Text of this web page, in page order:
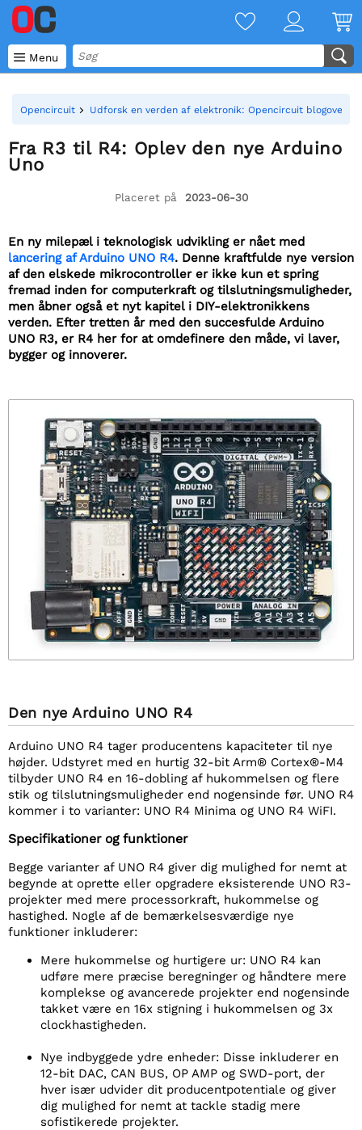
 Menu
Opencircuit Udforsk en verden af elektronik: Opencircuit blogoversigt
Fra R3 til R4: Oplev den nye Arduino
Uno
Placeret på 2023-06-30
En ny milepæl i teknologisk udvikling er nået med
lancering af Arduino UNO R4. Denne kraftfulde nye version
af den elskede mikrocontroller er ikke kun et spring
fremad inden for computerkraft og tilslutningsmuligheder,
men åbner også et nyt kapitel i DIY-elektronikkens
verden. Efter tretten år med den succesfulde Arduino
UNO R3, er R4 her for at omdefinere den måde, vi laver,
bygger og innoverer.
Den nye Arduino UNO R4
Arduino UNO R4 tager producentens kapaciteter til nye
højder. Udstyret med en hurtig 32-bit Arm® Cortex®-M4
tilbyder UNO R4 en 16-dobling af hukommelsen og flere
stik og tilslutningsmuligheder end nogensinde før. UNO R4
kommer i to varianter: UNO R4 Minima og UNO R4 WiFI.
Specifikationer og funktioner
Begge varianter af UNO R4 giver dig mulighed for nemt at
begynde at oprette eller opgradere eksisterende UNO R3-
projekter med mere processorkraft, hukommelse og
hastighed. Nogle af de bemærkelsesværdige nye
funktioner inkluderer:
Mere hukommelse og hurtigere ur: UNO R4 kan
udføre mere præcise beregninger og håndtere mere
komplekse og avancerede projekter end nogensinde
takket være en 16x stigning i hukommelsen og 3x
clockhastigheden.
Nye indbyggede ydre enheder: Disse inkluderer en
12-bit DAC, CAN BUS, OP AMP og SWD-port, der
hver især udvider dit producentpotentiale og giver
dig mulighed for nemt at tackle stadig mere
sofistikerede projekter.